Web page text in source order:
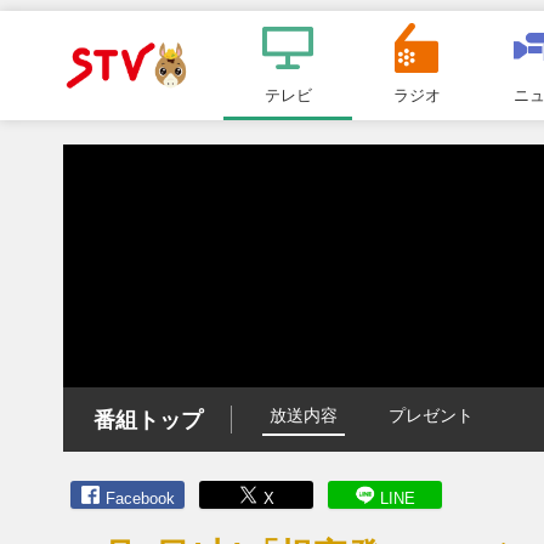
ＳＴＶ札 ュ
テレビ ラジオ ニ
番組トップ 放送内容 プレゼント
Facebook X LINE